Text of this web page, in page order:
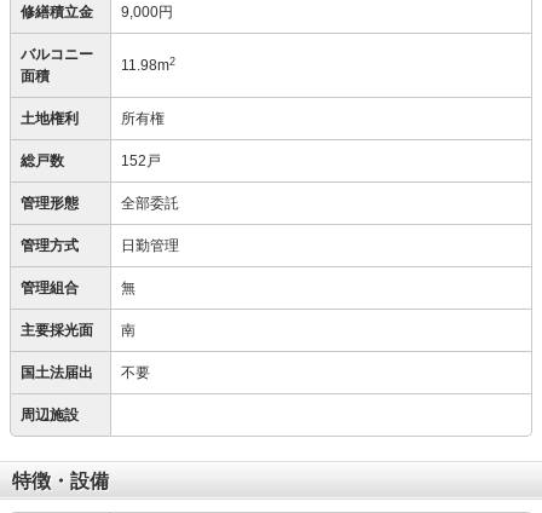
修繕積立金 9,000円
バルコニー
面積
11.98m2
土地権利 所有権
総戸数 152戸
管理形態 全部委託
管理方式 日勤管理
管理組合 無
主要採光面 南
国土法届出 不要
周辺施設
特徴・設備